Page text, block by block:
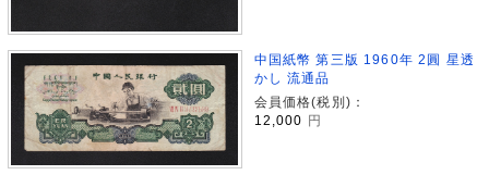
中国紙幣 第三版 1960年 2圓 星透
かし 流通品
会員価格(税別)：
12,000
円